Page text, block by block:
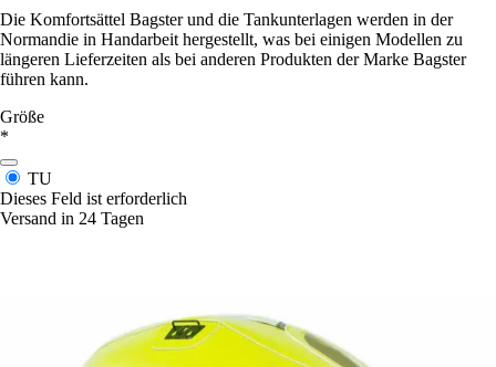
Die Komfortsättel Bagster und die Tankunterlagen werden in der
Normandie in Handarbeit hergestellt, was bei einigen Modellen zu
längeren Lieferzeiten als bei anderen Produkten der Marke Bagster
führen kann.
Größe
*
TU
Dieses Feld ist erforderlich
Versand in 24 Tagen